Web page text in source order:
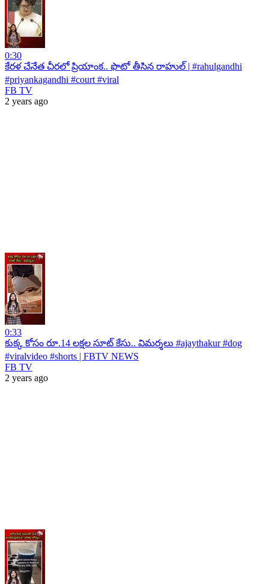
0:30
కేరళ చేనేత చీరలో ప్రియాంక.. ఫొటో తీసిన రాహుల్ | #rahulgandhi
#priyankagandhi #court #viral
FB TV
2 years ago
0:33
కుక్క కోసం రూ.14 లక్షల సూట్ కేసు.. విమర్శలు #ajaythakur #dog
#viralvideo #shorts | FBTV NEWS
FB TV
2 years ago